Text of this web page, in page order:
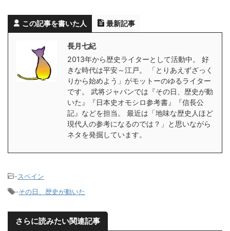
この記事を書いた人 最新記事
長月七紀
2013年から歴史ライターとして活動中。 好
きな時代は平安～江戸。 「とりあえずざっく
りから始めよう」がモットーのゆるライター
です。 武将ジャパンでは『その日、歴史が動
いた』『日本史オモシロ参考書』『信長公
記』などを担当。 最近は「地味な歴史人ほど
現代人の参考になるのでは？」と思いながら
ネタを発掘しています。
-スペイン
-その日、歴史が動いた
さらに読みたい関連記事